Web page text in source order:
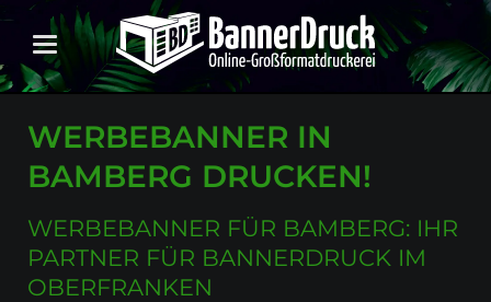
WERBEBANNER IN
BAMBERG DRUCKEN!
WERBEBANNER FÜR BAMBERG: IHR
PARTNER FÜR BANNERDRUCK IM
OBERFRANKEN